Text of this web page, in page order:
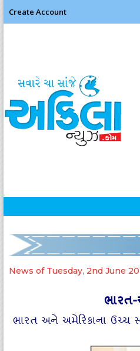
Create Account
News of Tuesday, 2nd June
ભારત અને અમેરિકાના ઉચ્‍ચ